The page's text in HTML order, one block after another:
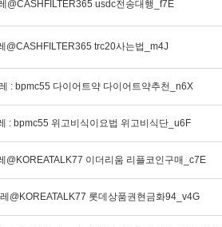
@CASHFILTER365 usdc전송대행_f7E
@CASHFILTER365 trc20사는법_m4J
: bpmc55 다이어트약 다이어트약추천_n6X
: bpmc55 위고비식이요법 위고비식단_u6F
@KOREATALK77 이더리움 리플코인구매_c7E
@KOREATALK77 롯데상품권현금화94_v4G